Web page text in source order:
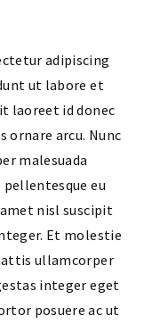
adipiscing
ut labore et
laoreet id donec
ornare arcu. Nunc
malesuada
eu
nisl suscipit
Et molestie
ullamcorper
integer eget
posuere ac ut